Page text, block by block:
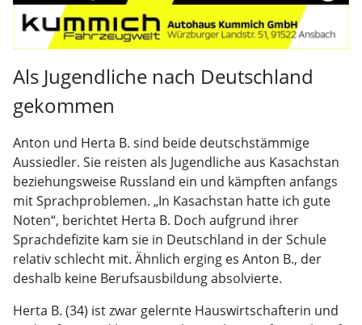
Als Jugendliche nach Deutschland
gekommen
Anton und Herta B. sind beide deutschstämmige
Aussiedler. Sie reisten als Jugendliche aus Kasachstan
beziehungsweise Russland ein und kämpften anfangs
mit Sprachproblemen. „In Kasachstan hatte ich gute
Noten“, berichtet Herta B. Doch aufgrund ihrer
Sprachdefizite kam sie in Deutschland in der Schule
relativ schlecht mit. Ähnlich erging es Anton B., der
deshalb keine Berufsausbildung absolvierte.
Herta B. (34) ist zwar gelernte Hauswirtschafterin und